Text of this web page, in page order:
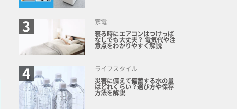
家電
寝る時にエアコンはつけっぱ
なしでも大丈夫？ 電気代や注
意点をわかりやすく解説
ライフスタイル
災害に備えて備蓄する水の量
はどれくらい？選び方や保存
方法を解説